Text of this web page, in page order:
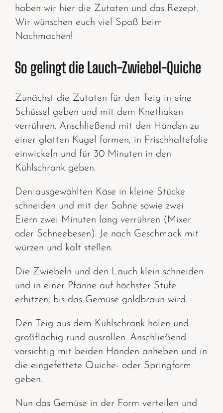
haben wir hier die Zutaten und das Rezept.
Wir wünschen euch viel Spaß beim
Nachmachen!
So gelingt die Lauch-Zwiebel-Quiche
Zunächst die Zutaten für den Teig in eine
Schüssel geben und mit dem Knethaken
verrühren. Anschließend mit den Händen zu
einer glatten Kugel formen, in Frischhaltefolie
einwickeln und für 30 Minuten in den
Kühlschrank geben.
Den ausgewählten Käse in kleine Stücke
schneiden und mit der Sahne sowie zwei
Eiern zwei Minuten lang verrühren (Mixer
oder Schneebesen). Je nach Geschmack mit
würzen und kalt stellen.
Die Zwiebeln und den Lauch klein schneiden
und in einer Pfanne auf höchster Stufe
erhitzen, bis das Gemüse goldbraun wird.
Den Teig aus dem Kühlschrank holen und
großflächig rund ausrollen. Anschließend
vorsichtig mit beiden Händen anheben und in
die eingefettete Quiche- oder Springform
geben.
Nun das Gemüse in der Form verteilen und